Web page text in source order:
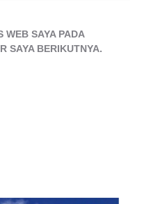
WEB SAYA PADA
SAYA BERIKUTNYA.